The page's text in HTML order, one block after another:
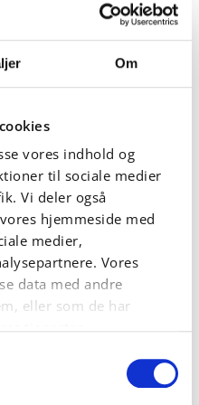
Om
vores indhold og
til sociale medier
Vi deler også
hjemmeside med
medier,
Vores
data med andre
eller som de har
Platinum-drev EtherCAT-
over EtherCAT.
eller FSoE, er dette
af TÜV og er særligt
robotter og
det nødvendige
for